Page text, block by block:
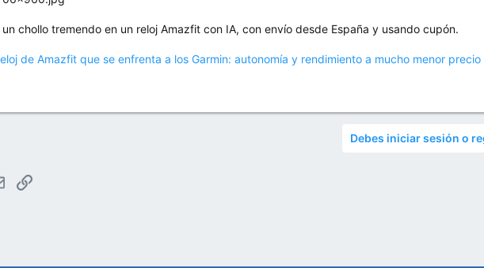
chollo tremendo en un reloj Amazfit con IA, con envío desde España y usando cupón.
de Amazfit que se enfrenta a los Garmin: autonomía y rendimiento a mucho menor precio
Debes iniciar sesión o
EmailEnlace